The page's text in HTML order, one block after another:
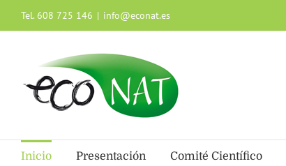
contenido
Tel. 608 725 146 | info@econat.es
Inicio Presentación Comité Científico